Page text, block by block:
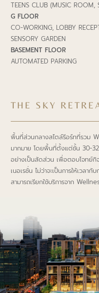
TEENS CLUB (MUSIC
G FLOOR
CO-WORKING, LOBBY
SENSORY GARDEN
BASEMENTFLOOR
AUTOMATED PARKING
THE SKY
พื้นที่ส่วนกลางสไตล์รีอร์ทที่รวม
มากมาย โดยพื้นที่ตั้งแต่ชั้น 30-
อย่างเป็นสัดส่วน เพื่อตอบโจทย์กิ
เนอเรชั่น ไม่ว่าจะเป็นการให้เวล
สามารถเรียกใช้บริการจาก